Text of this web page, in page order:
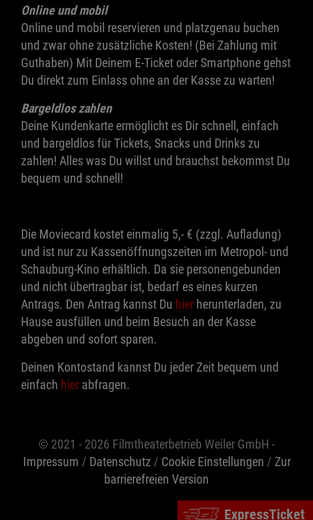
ExpressTicket
Online und mobil
Online und mobil reservieren und platzgenau buchen
und zwar ohne zusätzliche Kosten! (Bei Zahlung mit
Guthaben) Mit Deinem E-Ticket oder Smartphone gehst
Du direkt zum Einlass ohne an der Kasse zu warten!
Bargeldlos zahlen
Deine Kundenkarte ermöglicht es Dir schnell, einfach
und bargeldlos für Tickets, Snacks und Drinks zu
zahlen! Alles was Du willst und brauchst bekommst Du
bequem und schnell!
Die Moviecard kostet einmalig 5,- € (zzgl. Aufladung)
und ist nur zu Kassenöffnungszeiten im Metropol- und
Schauburg-Kino erhältlich. Da sie personengebunden
und nicht übertragbar ist, bedarf es eines kurzen
Antrags. Den Antrag kannst Du hier herunterladen, zu
Hause ausfüllen und beim Besuch an der Kasse
abgeben und sofort sparen.
Deinen Kontostand kannst Du jeder Zeit bequem und
einfach hier abfragen.
© 2021 - 2026 Filmtheaterbetrieb Weiler GmbH -
Impressum / Datenschutz / Cookie Einstellungen / Zur
barrierefreien Version